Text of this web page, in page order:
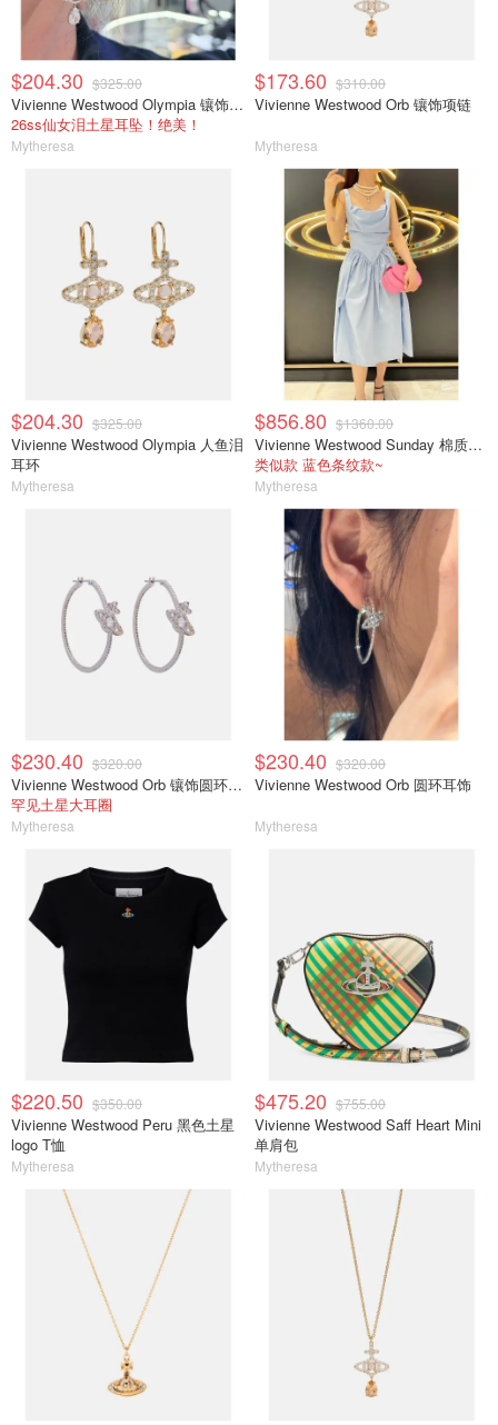
$204.30 $325.00
Vivienne Westwood Olympia 镶饰耳环
26ss仙女泪土星耳坠！绝美！
Mytheresa
$173.60 $310.00
Vivienne Westwood Orb 镶饰项链
Mytheresa
$204.30 $325.00
Vivienne Westwood Olympia 人鱼泪
耳环
Mytheresa
$856.80 $1360.00
Vivienne Westwood Sunday 棉质连衣裙
类似款 蓝色条纹款~
Mytheresa
$230.40 $320.00
Vivienne Westwood Orb 镶饰圆环耳环
罕见土星大耳圈
Mytheresa
$230.40 $320.00
Vivienne Westwood Orb 圆环耳饰
Mytheresa
$220.50 $350.00
Vivienne Westwood Peru 黑色土星
logo T恤
Mytheresa
$475.20 $755.00
Vivienne Westwood Saff Heart Mini
单肩包
Mytheresa